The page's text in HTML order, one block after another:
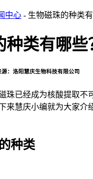
中心 - 生物磁珠的种类有
类有哪些
源：洛阳慧庆生物科技有限公司
已经成为核酸提取不可
来慧庆小编就为大家介
种类